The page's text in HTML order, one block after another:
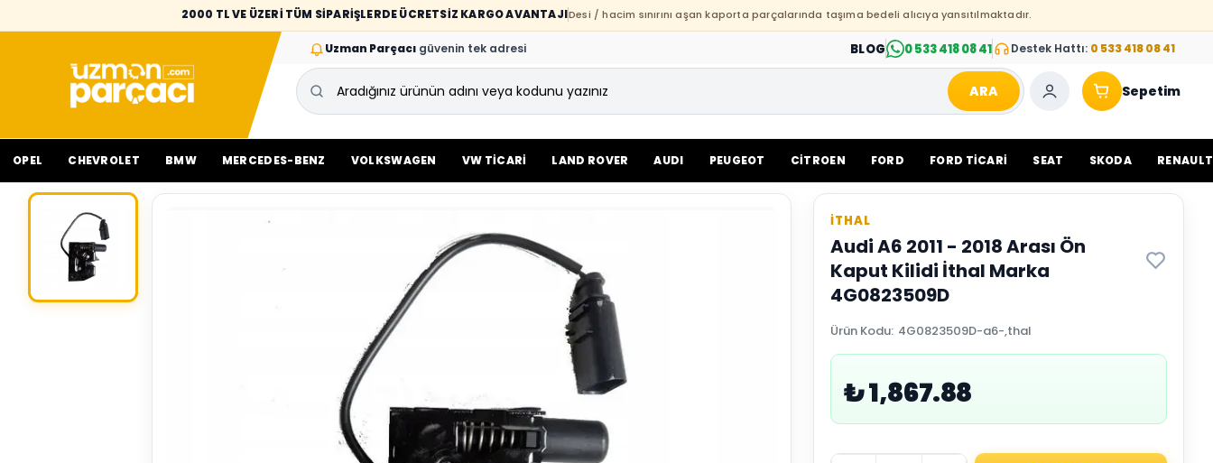
2000 TL VE ÜZERİ TÜM SİPARİŞLERDE ÜCRETSİZ KARGO AVANTAJIDesi / hacim sınırını aşan kaporta parçalarında taşıma bedeli alıcıya yansıtılmaktadır.
Uzman Parçacı güvenin tek adresi BLOG 0 533 418 08 41 Destek Hattı: 0 533 418 08 41
ARA Sepetim
OPEL CHEVROLET BMW MERCEDES-BENZ VOLKSWAGEN VW TİCARİ LAND ROVER AUDI PEUGEOT CİTROEN FORD FORD TİCARİ SEAT SKODA RENAULT
İTHAL
Audi A6 2011 - 2018 Arası Ön
Kaput Kilidi İthal Marka
4G0823509D
Ürün Kodu: 4G0823509D-a6-,thal
₺ 1,867.88